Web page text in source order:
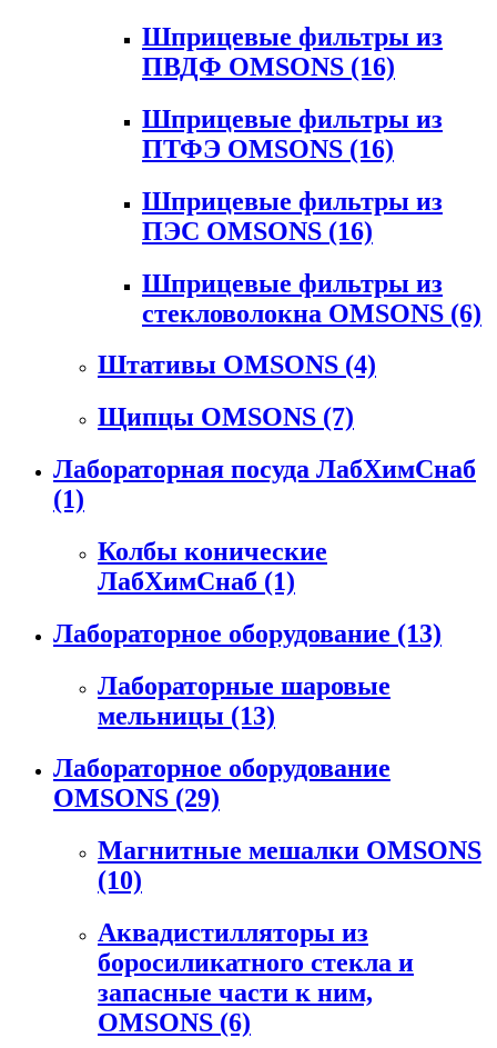
Шприцевые фильтры из
ПВДФ OMSONS (16)
Шприцевые фильтры из
ПТФЭ OMSONS (16)
Шприцевые фильтры из
ПЭС OMSONS (16)
Шприцевые фильтры из
стекловолокна OMSONS (6)
Штативы OMSONS (4)
Щипцы OMSONS (7)
Лабораторная посуда ЛабХимСнаб
(1)
Колбы конические
ЛабХимСнаб (1)
Лабораторное оборудование (13)
Лабораторные шаровые
мельницы (13)
Лабораторное оборудование
OMSONS (29)
Магнитные мешалки OMSONS
(10)
Аквадистилляторы из
боросиликатного стекла и
запасные части к ним,
OMSONS (6)